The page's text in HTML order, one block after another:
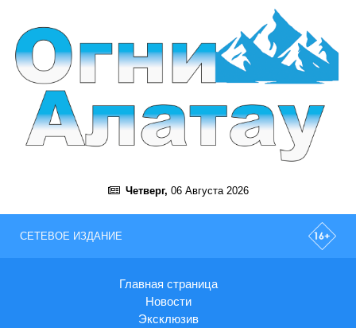
Четверг, 06 Августа 2026
СЕТЕВОЕ ИЗДАНИЕ
Главная страница
Новости
Эксклюзив